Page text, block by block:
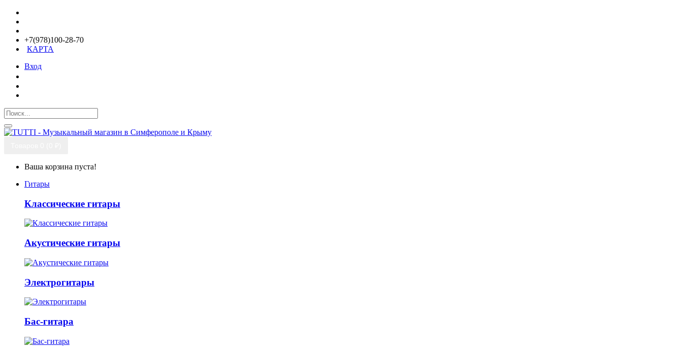
+7(978)100-28-70
КАРТА
Вход
Ваша корзина пуста!
Гитары
Классические гитары
Акустические гитары
Электрогитары
Бас-гитара